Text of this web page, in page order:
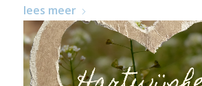
lees meer